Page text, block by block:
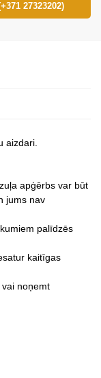
27323202)
aizdari.
apģērbs var būt
jums nav
palīdzēs
kaitīgas
noņemt